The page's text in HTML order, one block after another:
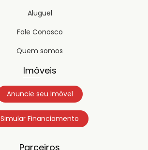
Aluguel
Fale Conosco
Quem somos
Imóveis
Anuncie seu Imóvel
Simular Financiamento
Parceiros